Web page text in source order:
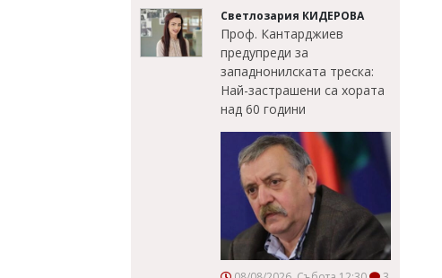
Светлозария КИДЕРОВА
Проф. Кантарджиев
предупреди за
западнонилската треска:
Най-застрашени са хората
над 60 години